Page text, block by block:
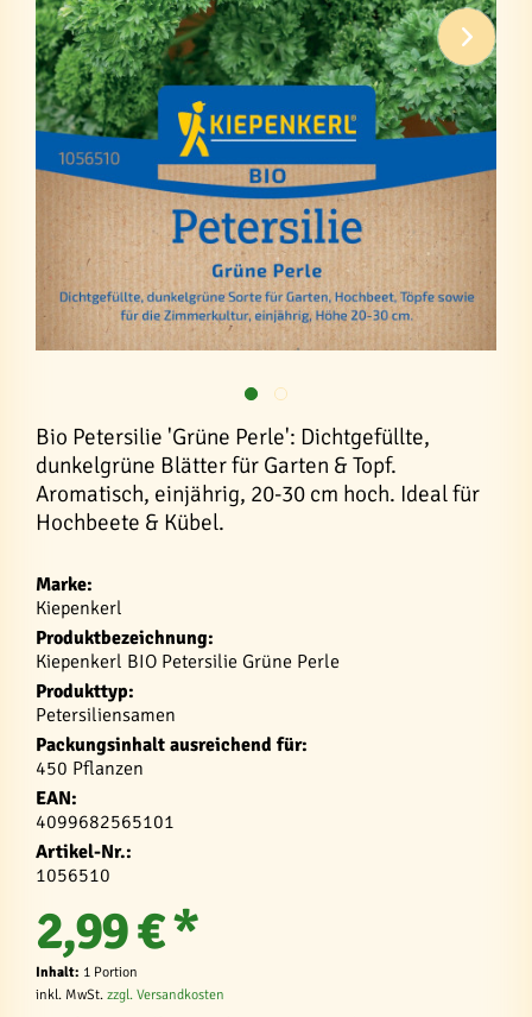
Bio Petersilie 'Grüne Perle': Dichtgefüllte,
dunkelgrüne Blätter für Garten & Topf.
Aromatisch, einjährig, 20-30 cm hoch. Ideal für
Hochbeete & Kübel.
Marke:
Kiepenkerl
Produktbezeichnung:
Kiepenkerl BIO Petersilie Grüne Perle
Produkttyp:
Petersiliensamen
Packungsinhalt ausreichend für:
450 Pflanzen
EAN:
4099682565101
Artikel-Nr.:
1056510
2,99 € *
Inhalt: 1 Portion
inkl. MwSt. zzgl. Versandkosten